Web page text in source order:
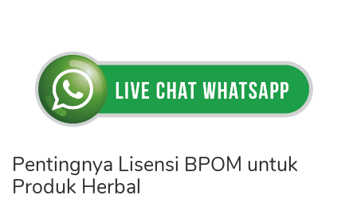
Pentingnya Lisensi BPOM untuk
Produk Herbal